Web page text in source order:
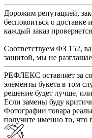
Дорожим репутацией,
беспокоиться о
каждый заказ
Соответствуем ФЗ 152,
защитой, мы не
РЕФЛЕКС оставляет за
элементы букета в том
решение будет лучше,
Если замены буду
Фотографии товара
получите именно то, что